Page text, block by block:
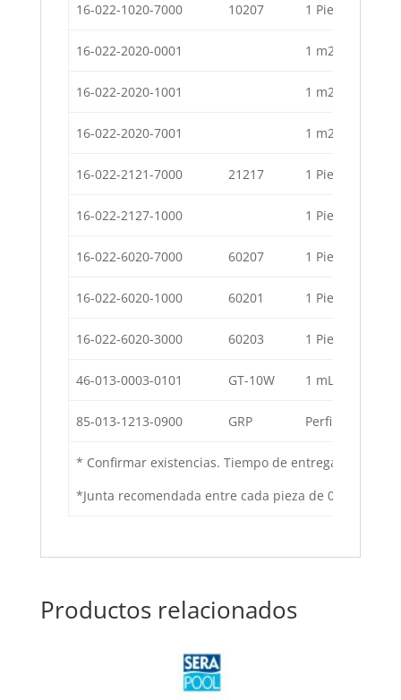
* Confirmar existencias. Tiempo de entrega 8 a 10
*Junta recomendada entre cada pieza de 0.5 cm.
16-022-1020-7000 10207 1 Pieza Orilla
16-022-2020-0001 1 m2 Azulejo
16-022-2020-1001 1 m2 Azulejo
16-022-2020-7001 1 m2 Azulejo
16-022-2121-7000 21217 1 Pieza
16-022-2127-1000 1 Pieza
16-022-6020-7000 60207 1 Pieza
16-022-6020-1000 60201 1 Pieza
16-022-6020-3000 60203 1 Pieza
46-013-0003-0101 GT-10W 1 mL Rejilla
85-013-1213-0900 GRP Perfil para
Productos relacionados